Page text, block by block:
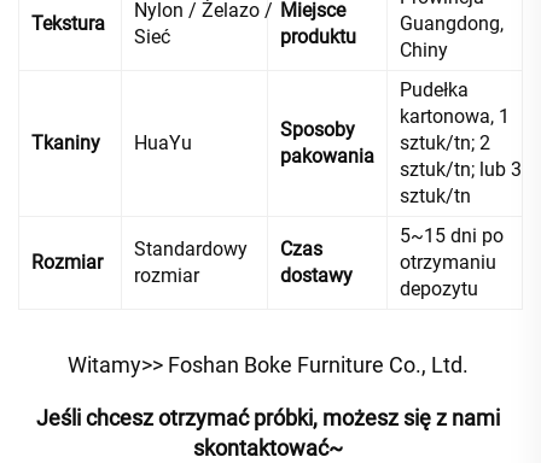
Tekstura
Nylon / Żelazo /
Sieć
Miejsce
produktu
Guangdong,
Chiny
Tkaniny HuaYu
Sposoby
pakowania
Pudełka
kartonowa, 1
sztuk/tn; 2
sztuk/tn; lub 3
sztuk/tn
Rozmiar
Standardowy
rozmiar
Czas
dostawy
5~15 dni po
otrzymaniu
depozytu
Witamy>> Foshan Boke Furniture Co., Ltd.
Jeśli chcesz otrzymać próbki, możesz się z nami
skontaktować~